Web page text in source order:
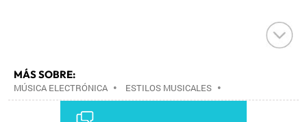
MÁS SOBRE:
MÚSICA ELECTRÓNICA • ESTILOS MUSICALES •
•